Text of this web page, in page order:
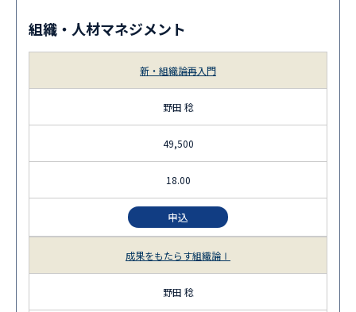
組織・人材マネジメント
新・組織論再入門
野田 稔
49,500
18.00
申込
成果をもたらす組織論Ⅰ
野田 稔